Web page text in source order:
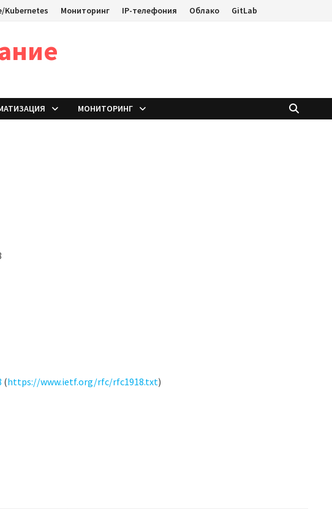
Kubernetes Мониторинг IP-телефония Облако GitLab
МОНИТОРИНГ
(https://www.ietf.org/rfc/rfc1918.txt)